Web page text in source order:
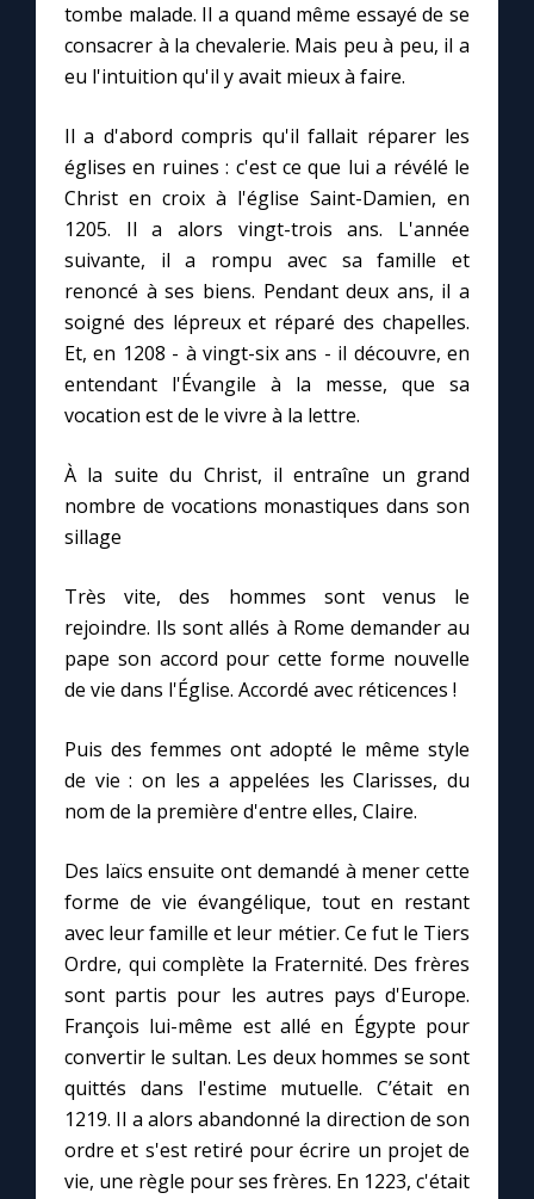
À la une
1000 Raisons de Croire
Chapelet pour le monde
Contact
Faire un don
Marie de Nazareth
tombe malade. Il a quand même essayé de se
consacrer à la chevalerie. Mais peu à peu, il a
eu l'intuition qu'il y avait mieux à faire.
Il a d'abord compris qu'il fallait réparer les
églises en ruines : c'est ce que lui a révélé le
Christ en croix à l'église Saint-Damien, en
1205. Il a alors vingt-trois ans. L'année
suivante, il a rompu avec sa famille et
renoncé à ses biens. Pendant deux ans, il a
soigné des lépreux et réparé des chapelles.
Et, en 1208 - à vingt-six ans - il découvre, en
entendant l'Évangile à la messe, que sa
vocation est de le vivre à la lettre.
À la suite du Christ, il entraîne un grand
nombre de vocations monastiques dans son
sillage
Très vite, des hommes sont venus le
rejoindre. Ils sont allés à Rome demander au
pape son accord pour cette forme nouvelle
de vie dans l'Église. Accordé avec réticences !
Puis des femmes ont adopté le même style
de vie : on les a appelées les Clarisses, du
nom de la première d'entre elles, Claire.
Des laïcs ensuite ont demandé à mener cette
forme de vie évangélique, tout en restant
avec leur famille et leur métier. Ce fut le Tiers
Ordre, qui complète la Fraternité. Des frères
sont partis pour les autres pays d'Europe.
François lui-même est allé en Égypte pour
convertir le sultan. Les deux hommes se sont
quittés dans l'estime mutuelle. C’était en
1219. Il a alors abandonné la direction de son
ordre et s'est retiré pour écrire un projet de
vie, une règle pour ses frères. En 1223, c'était